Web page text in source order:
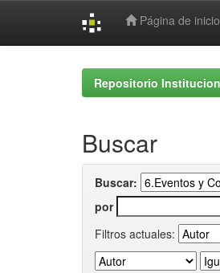
Página de inicio
Repositorio
Buscar
Buscar:
por
Filtros actuales: